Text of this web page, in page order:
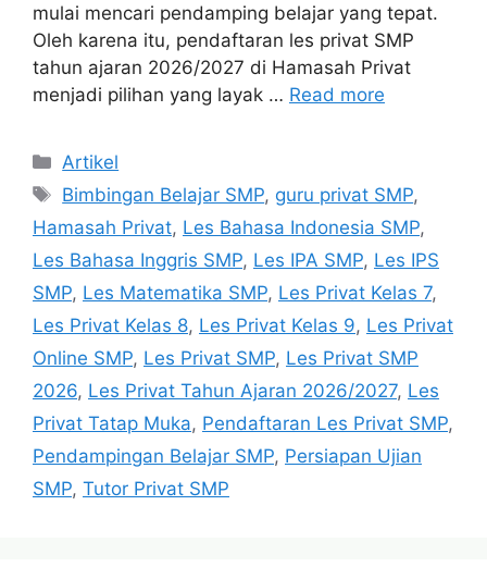
mulai mencari pendamping belajar yang tepat.
Oleh karena itu, pendaftaran les privat SMP
tahun ajaran 2026/2027 di Hamasah Privat
menjadi pilihan yang layak … Read more
Categories
Artikel
Tags
Bimbingan Belajar SMP, guru privat SMP,
Hamasah Privat, Les Bahasa Indonesia SMP,
Les Bahasa Inggris SMP, Les IPA SMP, Les IPS
SMP, Les Matematika SMP, Les Privat Kelas 7,
Les Privat Kelas 8, Les Privat Kelas 9, Les Privat
Online SMP, Les Privat SMP, Les Privat SMP
2026, Les Privat Tahun Ajaran 2026/2027, Les
Privat Tatap Muka, Pendaftaran Les Privat SMP,
Pendampingan Belajar SMP, Persiapan Ujian
SMP, Tutor Privat SMP